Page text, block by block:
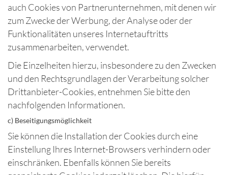
auch Cookies von Partnerunternehmen, mit denen wir
zum Zwecke der Werbung, der Analyse oder der
Funktionalitäten unseres Internetauftritts
zusammenarbeiten, verwendet.
Die Einzelheiten hierzu, insbesondere zu den Zwecken
und den Rechtsgrundlagen der Verarbeitung solcher
Drittanbieter-Cookies, entnehmen Sie bitte den
nachfolgenden Informationen.
c) Beseitigungsmöglichkeit
Sie können die Installation der Cookies durch eine
Einstellung Ihres Internet-Browsers verhindern oder
einschränken. Ebenfalls können Sie bereits